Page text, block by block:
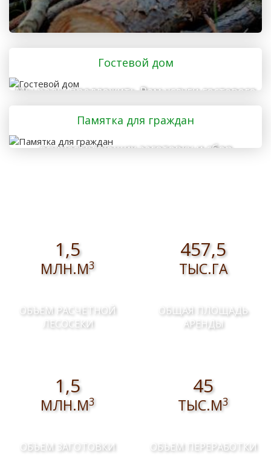
Гостевой дом
Мы рады предложить Вам услуги гостевого
дома
Памятка для граждан
осуществляющих заготовку и сбор
1,5
МЛН.М3
ОБЪЕМ РАСЧЕТНОЙ
ЛЕСОСЕКИ
457,5
ТЫС.ГА
ОБЩАЯ ПЛОЩАДЬ
АРЕНДЫ
1,5
МЛН.М3
ОБЪЕМ ЗАГОТОВКИ
45
ТЫС.М3
ОБЪЕМ ПЕРЕРАБОТКИ